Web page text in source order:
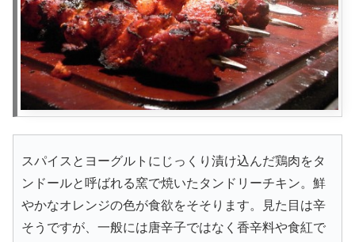
スパイスとヨーグルトにじっくり漬け込んだ鶏肉をタ
ンドールと呼ばれる窯で焼いたタンドリーチキン。鮮
やかなオレンジの色が食欲をそそります。見た目は辛
そうですが、一般には唐辛子ではなく香辛料や食紅で